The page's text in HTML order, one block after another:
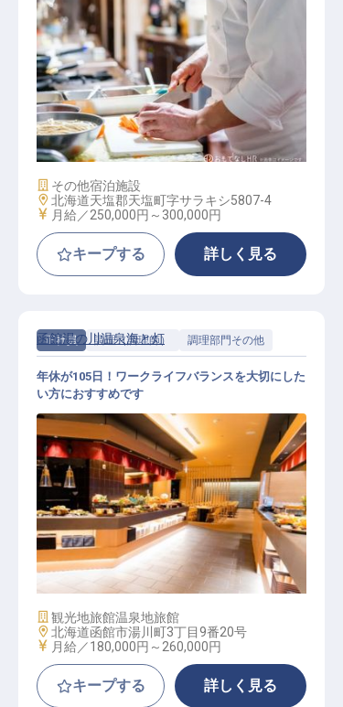
副料理長・スーシェフ / 正社員
施設業態
その他宿泊施設
勤務地
北海道天塩郡天塩町字サラキシ5807-4
給与
月給／250,000円～ 300,000円
キープする 詳しく見る
正社員 調理（調理師） 調理部門その他
和洋調理スタッフ
函館湯の川温泉海と灯
年休が105日！ワークライフバランスを大切にした
い方におすすめです
施設業態
観光地旅館温泉地旅館
勤務地
北海道函館市湯川町3丁目9番20号
給与
月給／180,000円～ 260,000円
キープする 詳しく見る